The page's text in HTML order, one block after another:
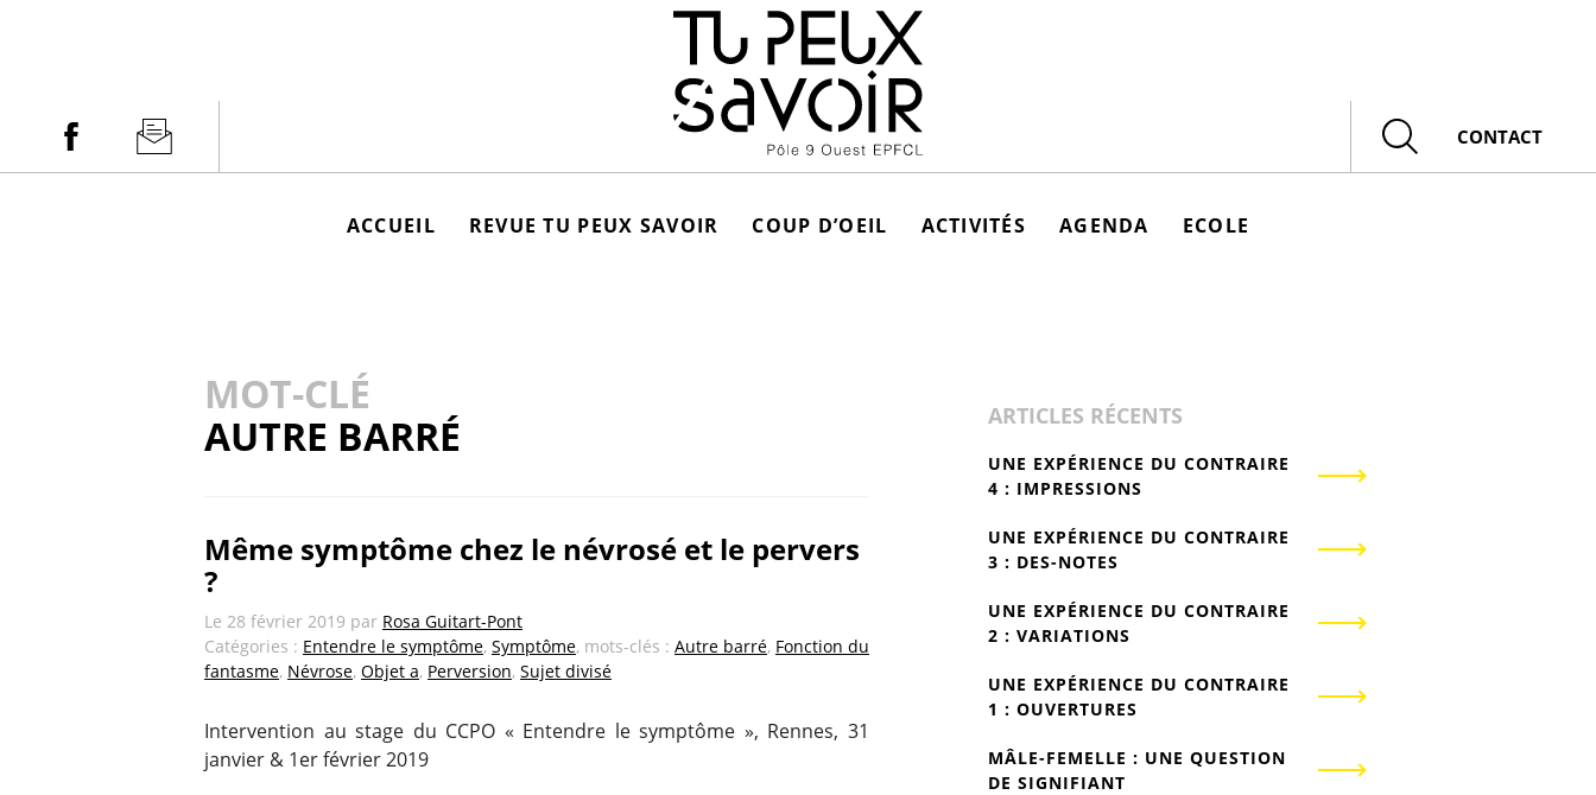
Facebook Newsletter
Rechercher
CONTACT
ACCUEIL REVUE TU PEUX SAVOIR COUP D’OEIL ACTIVITÉS AGENDA ECOLE
MOT-CLÉ
AUTRE BARRÉ
Même symptôme chez le névrosé et le pervers
?
Le 28 février 2019 par Rosa Guitart-Pont
Catégories : Entendre le symptôme, Symptôme, mots-clés : Autre barré, Fonction du
fantasme, Névrose, Objet a, Perversion, Sujet divisé
Intervention au stage du CCPO « Entendre le symptôme », Rennes, 31
janvier & 1er février 2019
ARTICLES RÉCENTS
UNE EXPÉRIENCE DU CONTRAIRE
4 : IMPRESSIONS
UNE EXPÉRIENCE DU CONTRAIRE
3 : DES-NOTES
UNE EXPÉRIENCE DU CONTRAIRE
2 : VARIATIONS
UNE EXPÉRIENCE DU CONTRAIRE
1 : OUVERTURES
MÂLE-FEMELLE : UNE QUESTION
DE SIGNIFIANT